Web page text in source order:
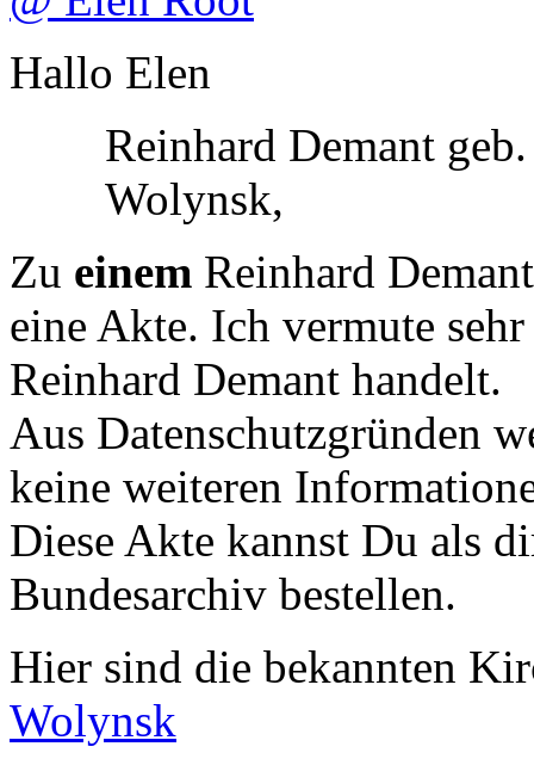
Hallo Elen
Reinhard Demant
Wolynsk,
Zu einem Reinhard
eine Akte. Ich vermute
Reinhard Demant handelt.
Aus Datenschutzgründen
keine weiteren
Diese Akte kannst Du als
Bundesarchiv bestellen.
Hier sind die bekannten
Wolynsk